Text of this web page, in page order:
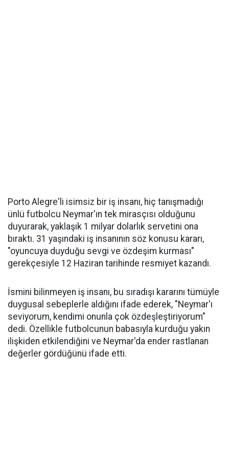
Porto Alegre'li isimsiz bir iş insanı, hiç tanışmadığı
ünlü futbolcu Neymar'ın tek mirasçısı olduğunu
duyurarak, yaklaşık 1 milyar dolarlık servetini ona
bıraktı. 31 yaşındaki iş insanının söz konusu kararı,
"oyuncuya duyduğu sevgi ve özdeşim kurması"
gerekçesiyle 12 Haziran tarihinde resmiyet kazandı.
İsmini bilinmeyen iş insanı, bu sıradışı kararını tümüyle
duygusal sebeplerle aldığını ifade ederek, "Neymar'ı
seviyorum, kendimi onunla çok özdeşleştiriyorum"
dedi. Özellikle futbolcunun babasıyla kurduğu yakın
ilişkiden etkilendiğini ve Neymar'da ender rastlanan
değerler gördüğünü ifade etti.